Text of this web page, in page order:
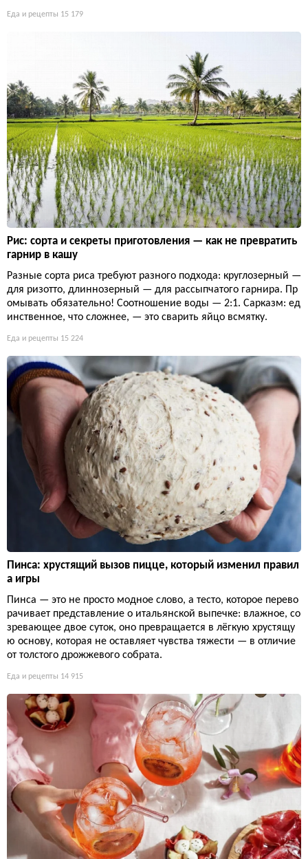
Еда и рецепты 15 179
Рис: сорта и секреты приготовления — как не превратить
гарнир в кашу
Разные сорта риса требуют разного подхода: круглозерный —
для ризотто, длиннозерный — для рассыпчатого гарнира. Пр
омывать обязательно! Соотношение воды — 2:1. Сарказм: ед
инственное, что сложнее, — это сварить яйцо всмятку.
Еда и рецепты 15 224
Пинса: хрустящий вызов пицце, который изменил правил
а игры
Пинса — это не просто модное слово, а тесто, которое перево
рачивает представление о итальянской выпечке: влажное, со
зревающее двое суток, оно превращается в лёгкую хрустящу
ю основу, которая не оставляет чувства тяжести — в отличие
от толстого дрожжевого собрата.
Еда и рецепты 14 915